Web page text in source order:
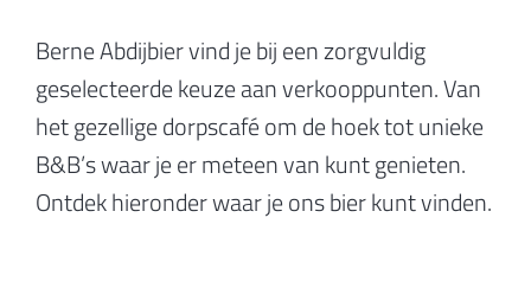
Berne Abdijbier vind je bij een zorgvuldig
geselecteerde keuze aan verkooppunten. Van
het gezellige dorpscafé om de hoek tot unieke
B&B’s waar je er meteen van kunt genieten.
Ontdek hieronder waar je ons bier kunt vinden.